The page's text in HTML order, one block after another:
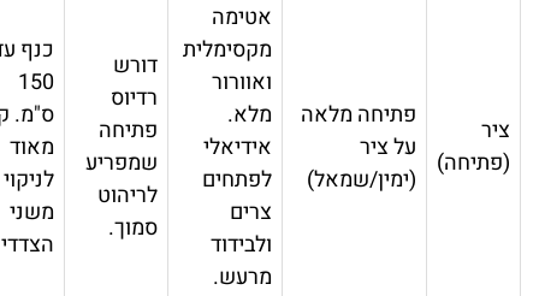
פתיחה מלאה
על ציר
(ימין/שמאל)
אטימה
מקסימלית
ואוורור
מלא.
אידיאלי
לפתחים
צרים
ולבידוד
מרעש.
דורש
רדיוס
פתיחה
שמפריע
לריהוט
סמוך.
כנף עד
150
ס"מ. קל
מאוד
לניקוי
משני
הצדדים.